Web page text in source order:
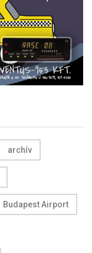
archív
Budapest Airport